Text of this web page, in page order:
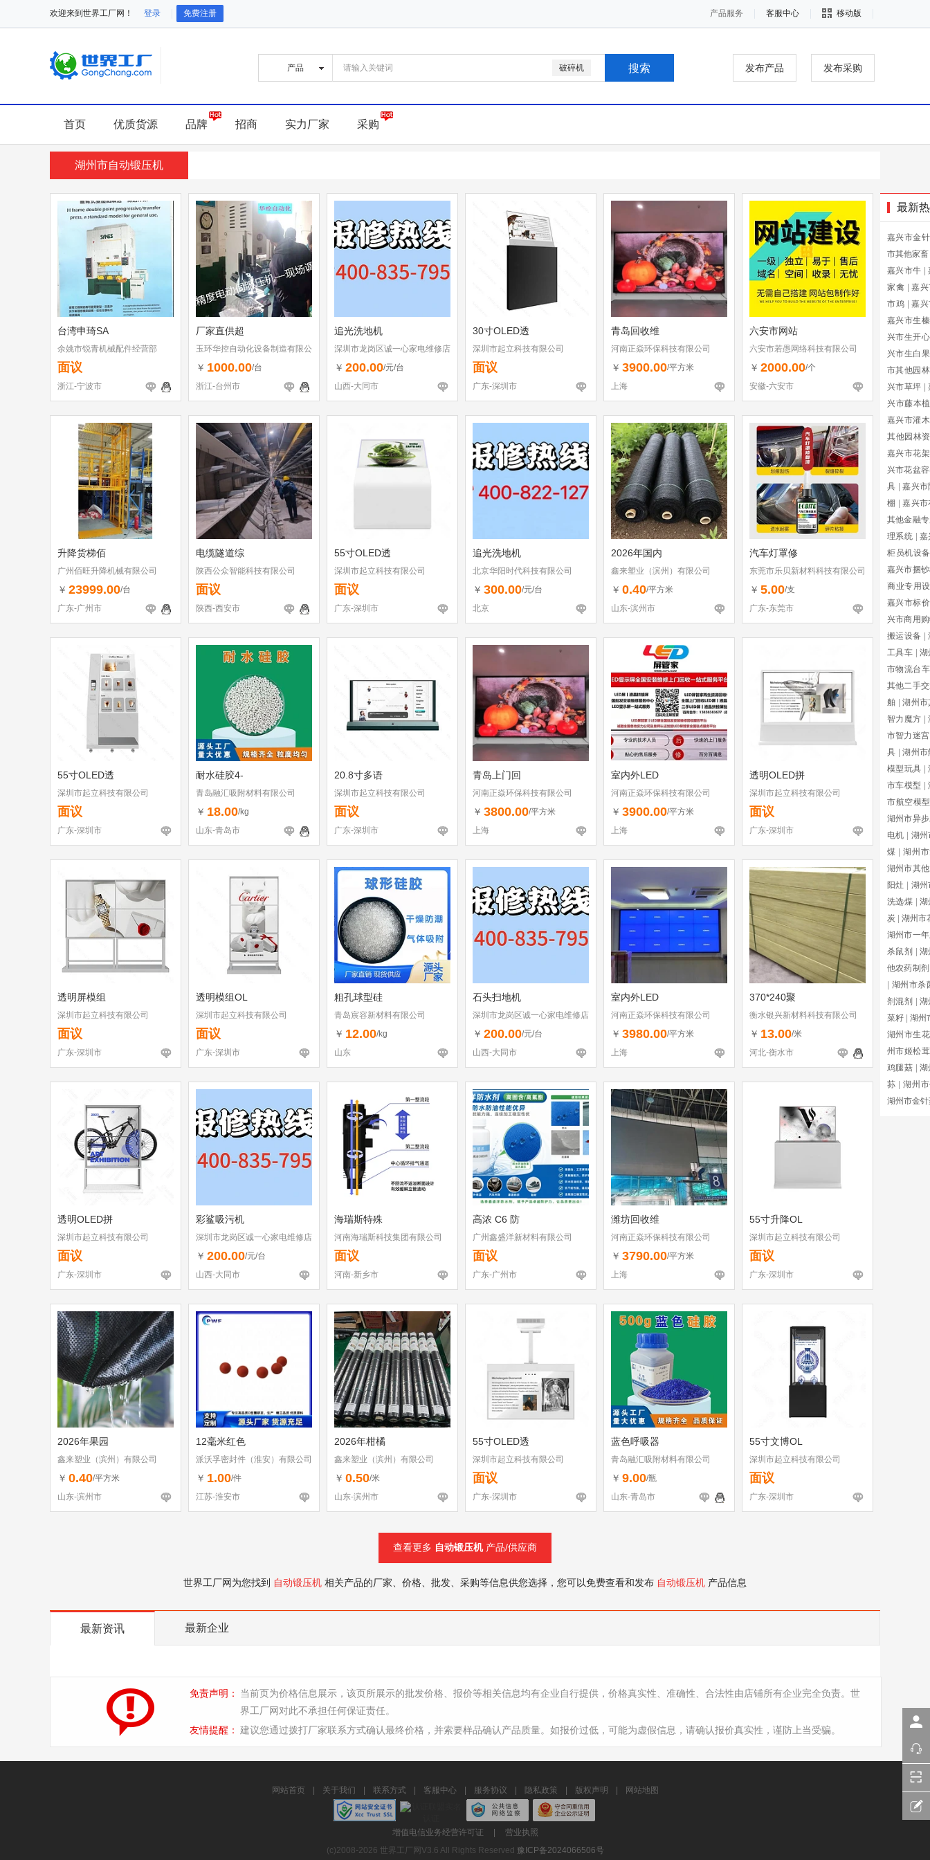
欢迎来到世界工厂网！ 登录 免费注册 产品服务 客服中心 移动版
破碎机 发布产品 发布采购
首页 优质货源 品牌 招商 实力厂家 采购
湖州市自动锻压机
台湾申琦SA
余姚市锐青机械配件经营部
面议
浙江-宁波市
厂家直供超
玉环华控自动化设备制造有限公
司
￥ 1000.00/台
浙江-台州市
追光洗地机
深圳市龙岗区诚一心家电维修店
（个体工商户）
￥ 200.00/元/台
山西-大同市
30寸OLED透
深圳市起立科技有限公司
面议
广东-深圳市
青岛回收维
河南正焱环保科技有限公司
￥ 3900.00/平方米
上海
六安市网站
六安市若愚网络科技有限公司
￥ 2000.00/个
安徽-六安市
升降货梯佰
广州佰旺升降机械有限公司
￥ 23999.00/台
广东-广州市
电缆隧道综
陕西公众智能科技有限公司
面议
陕西-西安市
55寸OLED透
深圳市起立科技有限公司
面议
广东-深圳市
追光洗地机
北京华阳时代科技有限公司
￥ 300.00/元/台
北京
2026年国内
鑫来塑业（滨州）有限公司
￥ 0.40/平方米
山东-滨州市
汽车灯罩修
东莞市乐贝新材料科技有限公司
￥ 5.00/支
广东-东莞市
55寸OLED透
深圳市起立科技有限公司
面议
广东-深圳市
耐水硅胶4-
青岛融汇吸附材料有限公司
￥ 18.00/kg
山东-青岛市
20.8寸多语
深圳市起立科技有限公司
面议
广东-深圳市
青岛上门回
河南正焱环保科技有限公司
￥ 3800.00/平方米
上海
室内外LED
河南正焱环保科技有限公司
￥ 3900.00/平方米
上海
透明OLED拼
深圳市起立科技有限公司
面议
广东-深圳市
透明屏模组
深圳市起立科技有限公司
面议
广东-深圳市
透明模组OL
深圳市起立科技有限公司
面议
广东-深圳市
粗孔球型硅
青岛宸容新材料有限公司
￥ 12.00/kg
山东
石头扫地机
深圳市龙岗区诚一心家电维修店
（个体工商户）
￥ 200.00/元/台
山西-大同市
室内外LED
河南正焱环保科技有限公司
￥ 3980.00/平方米
上海
370*240聚
衡水银兴新材料科技有限公司
￥ 13.00/米
河北-衡水市
透明OLED拼
深圳市起立科技有限公司
面议
广东-深圳市
彩鲨吸污机
深圳市龙岗区诚一心家电维修店
（个体工商户）
￥ 200.00/元/台
山西-大同市
海瑞斯特殊
河南海瑞斯科技集团有限公司
面议
河南-新乡市
高浓 C6 防
广州鑫盛洋新材料有限公司
面议
广东-广州市
潍坊回收维
河南正焱环保科技有限公司
￥ 3790.00/平方米
上海
55寸升降OL
深圳市起立科技有限公司
面议
广东-深圳市
2026年果园
鑫来塑业（滨州）有限公司
￥ 0.40/平方米
山东-滨州市
12毫米红色
派沃孚密封件（淮安）有限公司
￥ 1.00/件
江苏-淮安市
2026年柑橘
鑫来塑业（滨州）有限公司
￥ 0.50/米
山东-滨州市
55寸OLED透
深圳市起立科技有限公司
面议
广东-深圳市
蓝色呼吸器
青岛融汇吸附材料有限公司
￥ 9.00/瓶
山东-青岛市
55寸文博OL
深圳市起立科技有限公司
面议
广东-深圳市
查看更多 自动锻压机产品/供应商
世界工厂网为您找到 自动锻压机 相关产品的厂家、价格、批发、采购等信息供您选择，您可以免费查看和发布 自动锻压机 产品信息
最新
嘉兴市金
市其他家畜
嘉兴市牛
家禽
嘉
市鸡
嘉
嘉兴市生
兴市生开
兴市生白果
市其他园
兴市草坪
兴市藤本
嘉兴市灌木
其他园林
嘉兴市花架
兴市花盆
具
嘉兴市
棚
嘉兴市
其他金融
理系统
嘉
柜员机设备
嘉兴市捆
商业专用
嘉兴市标
兴市商用
搬运设备
工具车
湖
市物流台车
其他二手
舶
湖州市
智力魔方
市智力迷宫
具
湖州市
模型玩具
市车模型
市航空模型
湖州市异
电机
湖
煤
湖州
湖州市其
阳灶
湖
洗选煤
湖
炭
湖州市
湖州市一
杀鼠剂
湖
他农药制剂
湖州市杀
剂混剂
湖
菜籽
湖州
湖州市生
州市姬松茸
鸡腿菇
湖
荪
湖州
湖州市金
最新资讯 最新企业
免责声明：
当前页为价格信息展示，该页所展示的批发价格、报价等相关信息均有企业自行提供，价格真实性、准确性、合法性由店铺所有企业完全负责。世
界工厂网对此不承担任何保证责任。
友情提醒： 建议您通过拨打厂家联系方式确认最终价格，并索要样品确认产品质量。如报价过低，可能为虚假信息，请确认报价真实性，谨防上当受骗。
网站首页 关于我们 联系方式 客服中心 服务协议 隐私政策 版权声明 网站地图
增值电信业务经营许可证
营业执照
(c)2008-2026 世界工厂网V3.6 All Rights Reserved 豫ICP备2024066506号